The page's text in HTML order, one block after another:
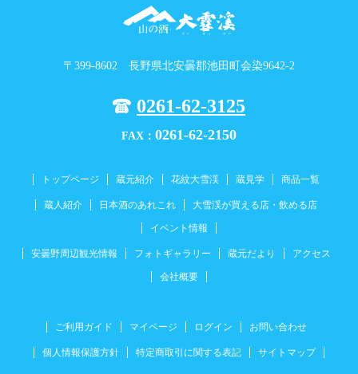
〒399-8602 長野県北安曇郡池田町会染9642-2
0261-62-3125
FAX： 0261-62-2150
トップページ 蔵元紹介 花紋大雪渓 蔵見学 商品一覧
蔵人紹介 日本酒のあれこれ 大雪渓が買える店・飲める店
イベント情報
安曇野周辺観光情報 フォトギャラリー 蔵元だより アクセス
会社概要
ご利用ガイド マイページ ログイン お問い合わせ
個人情報保護方針 特定商取引に関する表記 サイトマップ